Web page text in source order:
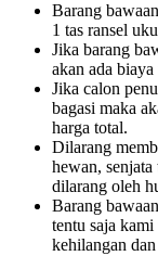
Barang
1 tas ransel
Jika barang
akan ada
Jika calon
bagasi maka
harga total.
Dilarang
hewan, senjata
dilarang oleh
Barang
tentu saja
kehilangan